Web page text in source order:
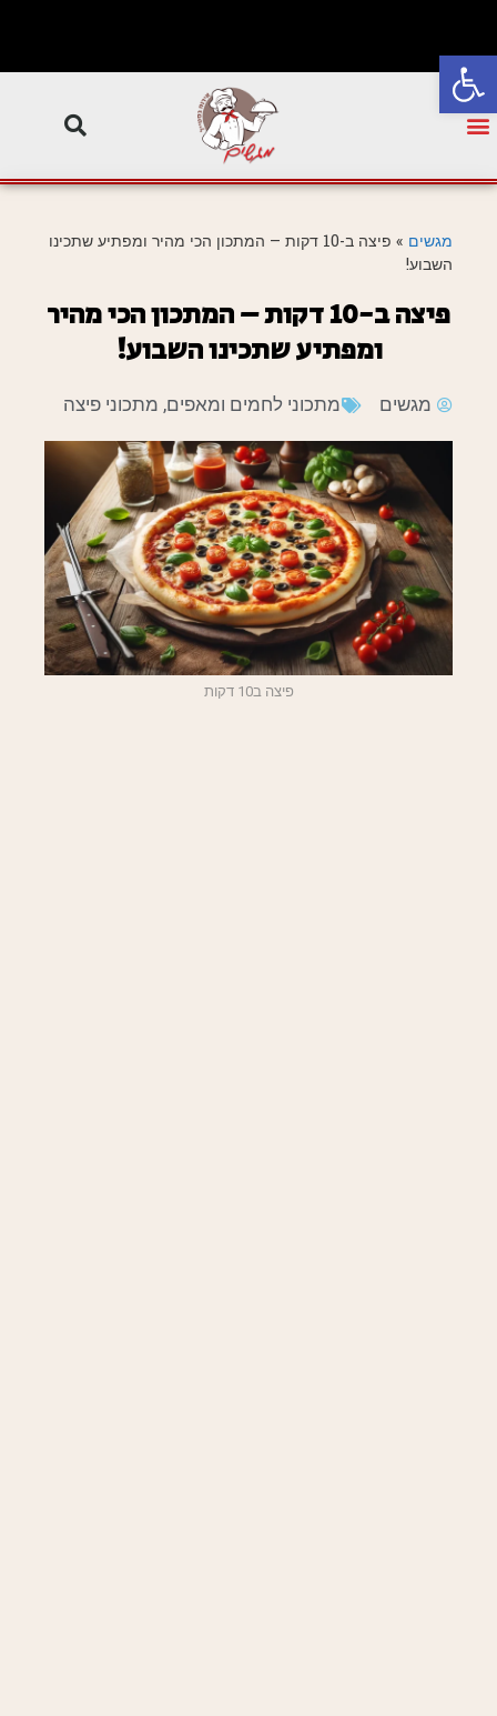
פתח סרגל נגישות
מגשים »
פיצה ב-10 דקות – המתכון הכי מהיר ומפתיע שתכינו
השבוע!
פיצה ב-10 דקות – המתכון הכי מהיר
ומפתיע שתכינו השבוע!
מגשים מתכוני לחמים ומאפים, מתכוני פיצה
פיצה ב10 דקות